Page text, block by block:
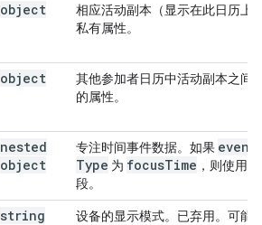
object
相应活动副本（显示在此日历上
私有属性。
object
其他参加者日历中活动副本之间
的属性。
nested
object
专注时间事件数据。如果 event
Type 为 focusTime ，则使用
段。
string
设备的显示模式。已弃用。可能